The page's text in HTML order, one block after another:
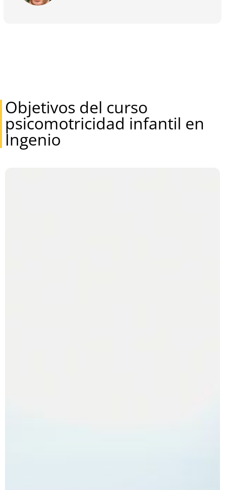
Objetivos del curso
psicomotricidad infantil en
Ingenio